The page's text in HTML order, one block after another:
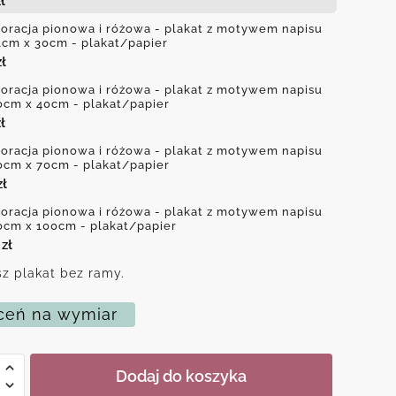
pionowa i różowa - plakat z motywem napisu
x 30cm - plakat/papier
pionowa i różowa - plakat z motywem napisu
x 40cm - plakat/papier
pionowa i różowa - plakat z motywem napisu
x 70cm - plakat/papier
pionowa i różowa - plakat z motywem napisu
x 100cm - plakat/papier
zł
plakat bez ramy.
na wymiar
Dodaj do koszyka